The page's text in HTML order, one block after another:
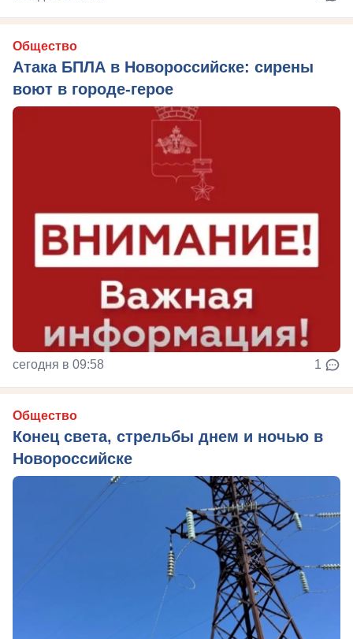
Общество
Атака БПЛА в Новороссийске: сирены
воют в городе-герое
сегодня в 09:58 1
Общество
Конец света, стрельбы днем и ночью в
Новороссийске